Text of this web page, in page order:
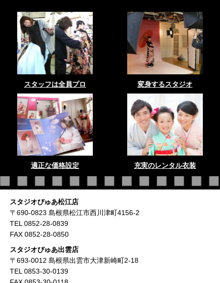
スタッフは全員プロ 変身するスタジオ
適正な価格設定 充実のレンタル衣装
スタジオぴゅあ松江店
〒690-0823 島根県松江市西川津町4156-2
TEL 0852-28-0839
FAX 0852-28-0850
スタジオぴゅあ出雲店
〒693-0012 島根県出雲市大津新崎町2-18
TEL 0853-30-0139